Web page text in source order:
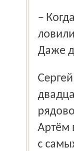
– Когда мы работали в группе захвата, кого мы только не
Даже
Сергей прослужил во вневедомственной охране около
Артём
с